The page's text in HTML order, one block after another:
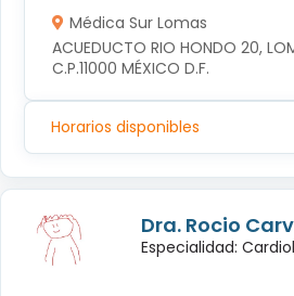
Médica Sur Lomas
ACUEDUCTO RIO HONDO 20,
C.P.11000 MÉXICO D.F.
Horarios disponibles
Dra. Rocio
Especialidad: